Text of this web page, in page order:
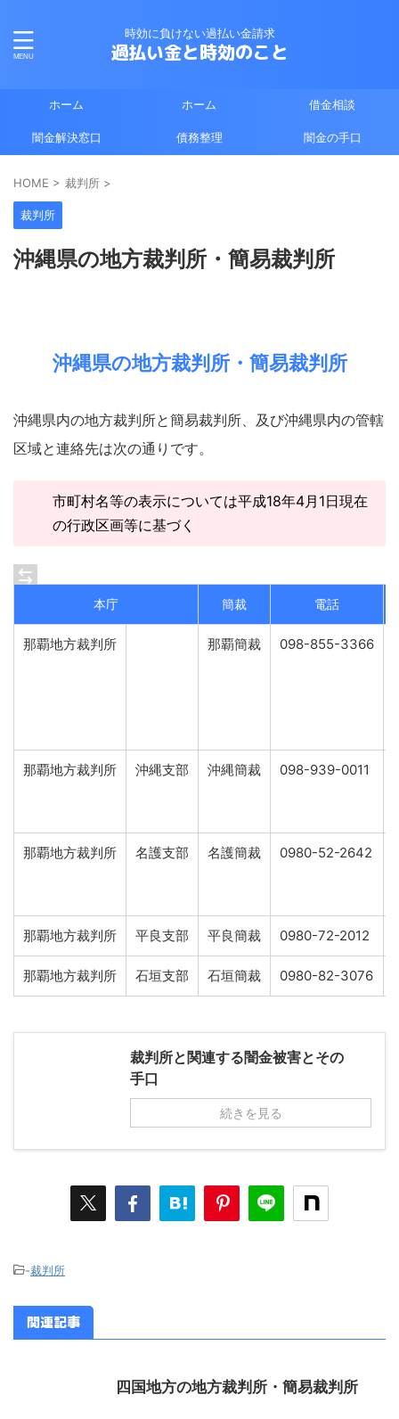
時効に負けない過払い金請求
過払い金と時効のこと
ホーム ホーム 借金相談
闇金解決窓口 債務整理 闇金の手口
HOME > 裁判所 >
裁判所
沖縄県の地方裁判所・簡易裁判所
沖縄県の地方裁判所・簡易裁判所
沖縄県内の地方裁判所と簡易裁判所、及び沖縄県内の管轄
区域と連絡先は次の通りです。
市町村名等の表示については平成18年4月1日現在
の行政区画等に基づく
本庁 簡裁 電話
那覇地方裁判所 那覇簡裁 098-855-3366
那覇地方裁判所 沖縄支部 沖縄簡裁 098-939-0011
那覇地方裁判所 名護支部 名護簡裁 0980-52-2642
那覇地方裁判所 平良支部 平良簡裁 0980-72-2012
那覇地方裁判所 石垣支部 石垣簡裁 0980-82-3076
裁判所と関連する闇金被害とその
手口
続きを見る
-裁判所
関連記事
四国地方の地方裁判所・簡易裁判所